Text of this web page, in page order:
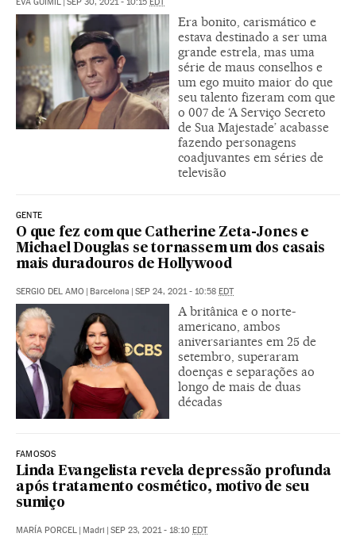
Era bonito, carismático e
estava destinado a ser uma
grande estrela, mas uma
série de maus conselhos e
um ego muito maior do que
seu talento fizeram com que
o 007 de ‘A Serviço Secreto
de Sua Majestade’ acabasse
fazendo personagens
coadjuvantes em séries de
televisão
GENTE
O que fez com que Catherine Zeta-Jones e
Michael Douglas se tornassem um dos casais
mais duradouros de Hollywood
SERGIO DEL AMO | Barcelona | SEP 24, 2021 - 10:58 EDT
A britânica e o norte-
americano, ambos
aniversariantes em 25 de
setembro, superaram
doenças e separações ao
longo de mais de duas
décadas
FAMOSOS
Linda Evangelista revela depressão profunda
após tratamento cosmético, motivo de seu
sumiço
MARÍA PORCEL | Madri | SEP 23, 2021 - 18:10 EDT